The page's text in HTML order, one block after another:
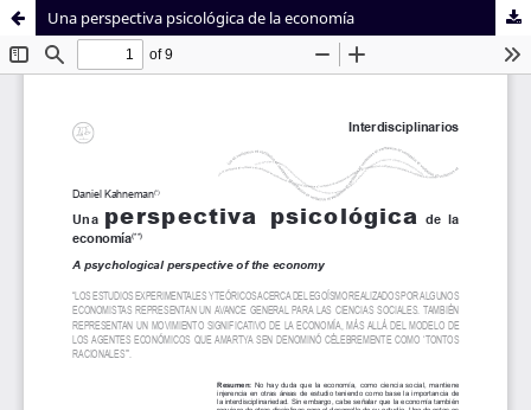
Sistema de
Bibliotecas
Facultad de
Derecho
Una perspectiva psicológica de la economía